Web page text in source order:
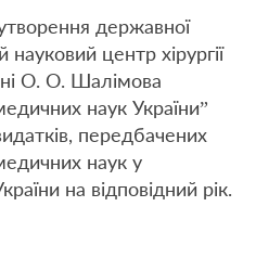
державної
центр хірургії
О. О. Шалімова
наук України”
передбачених
наук у
на відповідний рік.